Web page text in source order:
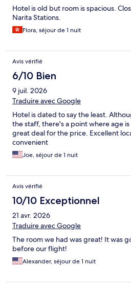
Hotel is old but room is spacious.
Narita Stations.
Flora, séjour de 1 nuit
Avis vérifié
6/10 Bien
9 juil. 2026
Traduire avec Google
Hotel is dated to say the least.
the staff, there's a point where age
great deal for the price. Excellent
convenient
Joe, séjour de 1 nuit
Avis vérifié
10/10 Exceptionnel
21 avr. 2026
Traduire avec Google
The room we had was great! It was
before our flight!
Alexander, séjour de 1 nuit